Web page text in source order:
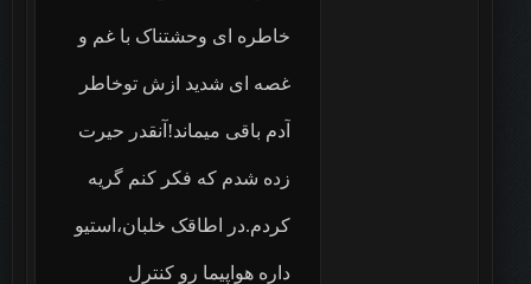
خاطره ای وحشتناک با غم و
غصه ای شدید ازش توخاطر
آدم باقی میماند!آنقدر حیرت
زده شدم که فکر کنم گریه
کردم.در اطاقک خلبان،استیو
داره هواپیما رو کنترل